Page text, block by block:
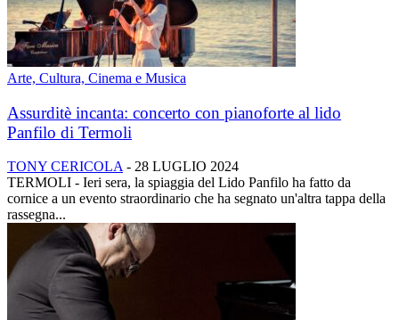
Arte, Cultura, Cinema e Musica
Assurditè incanta: concerto con pianoforte al lido
Panfilo di Termoli
TONY CERICOLA - 28 LUGLIO 2024
TERMOLI - Ieri sera, la spiaggia del Lido Panfilo ha fatto da
cornice a un evento straordinario che ha segnato un'altra tappa della
rassegna...